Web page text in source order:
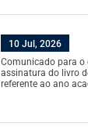
10 Jul, 2026
Comunicado para o
assinatura do livro
referente ao ano